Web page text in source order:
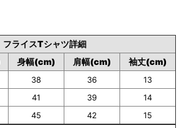
フライスTシャツ詳細
身幅(cm) 肩幅(cm)
袖丈(cm)
38 36 13
41 39 14
45 42
15